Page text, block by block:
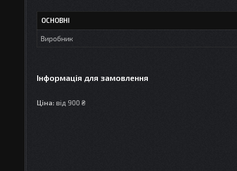
ОСНОВНІ
Виробник
Інформація для замовлення
Ціна: від 900 ₴